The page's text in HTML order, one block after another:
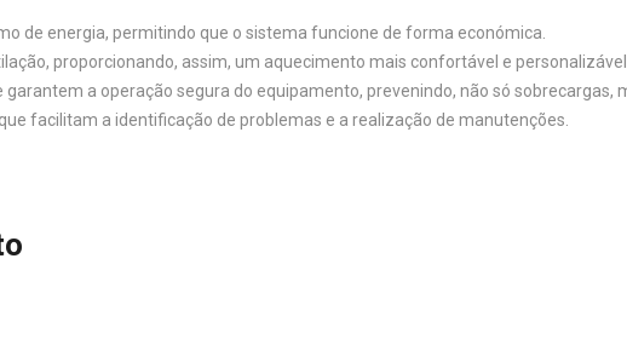
de energia, permitindo que o sistema funcione de forma económica.
proporcionando, assim, um aquecimento mais confortável e personalizável.
a operação segura do equipamento, prevenindo, não só sobrecargas,
facilitam a identificação de problemas e a realização de manutenções.